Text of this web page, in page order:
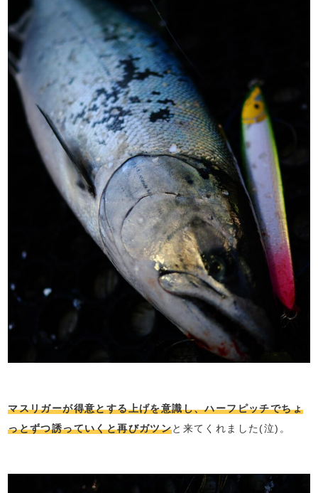
マスリガーが得意とする上げを意識し、ハーフピッチでちょ
っとずつ誘っていくと再びガツンと来てくれました(泣)。